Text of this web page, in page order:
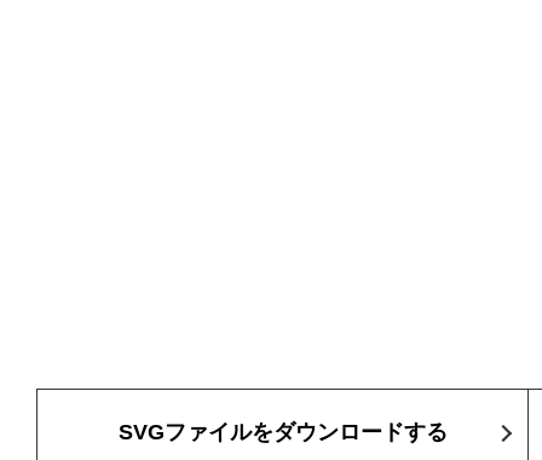
SVGファイルをダウンロードする